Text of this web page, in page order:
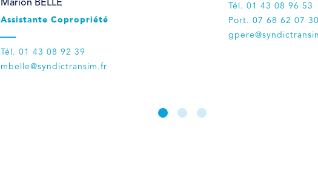
Tél. 01 43 08 96 53
Port. 07 68 62 07
Marion BELLE
Assistante Copropriété
Tél. 01 43 08 92 39
mbelle@syndictransim.fr